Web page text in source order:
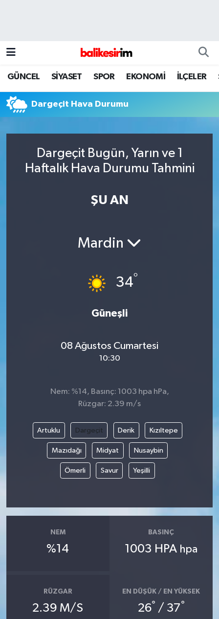
GÜNCEL SİYASET SPOR EKONOMİ İLÇELER
Dargeçit Hava Durumu
Dargeçit Bugün, Yarın ve 1
Haftalık Hava Durumu Tahmini
ŞU AN
Mardin
34°
Güneşli
08 Ağustos Cumartesi
10:30
Nem: %14, Basınç: 1003 hpa hPa,
Rüzgar: 2.39 m/s
Artuklu Dargeçit Derik Kızıltepe
Mazıdağı Midyat Nusaybin
Ömerli Savur Yeşilli
NEM
%14
BASINÇ
1003 HPA hpa
RÜZGAR
2.39 M/S
EN DÜŞÜK / EN YÜKSEK
26° / 37°